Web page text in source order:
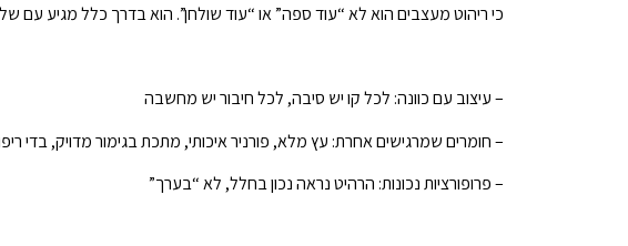
כי ריהוט מעצבים הוא לא “עוד ספה” או “עוד שולחן”. הוא בדרך כלל מגיע עם
– עיצוב עם כוונה: לכל קו יש סיבה, לכל חיבור יש מחשבה
– חומרים שמרגישים אחרת: עץ מלא, פורניר איכותי, מתכת בגימור מדויק, בדי
– פרופורציות נכונות: הרהיט נראה נכון בחלל, לא “בערך”